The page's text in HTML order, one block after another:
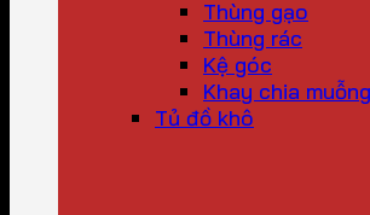
Thùng gạo
Thùng rác
Kệ góc
Khay chia
Tủ đồ khô